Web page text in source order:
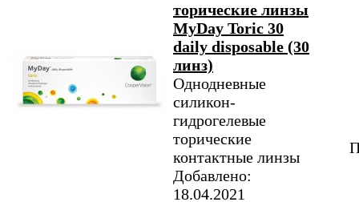
торические линзы
MyDay Toric 30
daily disposable (30
линз)
Однодневные
силикон-
гидрогелевые
торические
контактные линзы
Добавлено:
18.04.2021